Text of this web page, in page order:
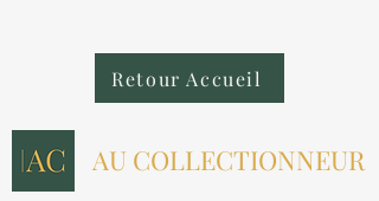
Retour Accueil
AU COLLECTIONNEUR